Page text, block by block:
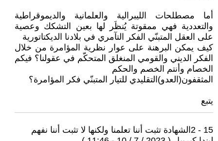
أما مصطلحات الليبرالية والعلمانية والديموقراطية
والتعددية فهي ممقوتة يُنظَر لها بعين التشكك وعصية
على العقل المتبنّي الفكر التآمري في بلادنا الديكتاتورية
كيف يمكن البرهنة على عوار نظرية المؤامرة من خلال
الفكر الديني والقومي المنغلق المتحكّم في عقولنا؟ فيكم
الخصام وأنتم الخصم والحكم
المثقفون(العدو)التقليدي للتيار المتبنّي فكر المؤامرة؟
يتبع
15 - 2الشهادة تثبت أننا تعلمنا ولكنها لا تثبت أننا نفهم